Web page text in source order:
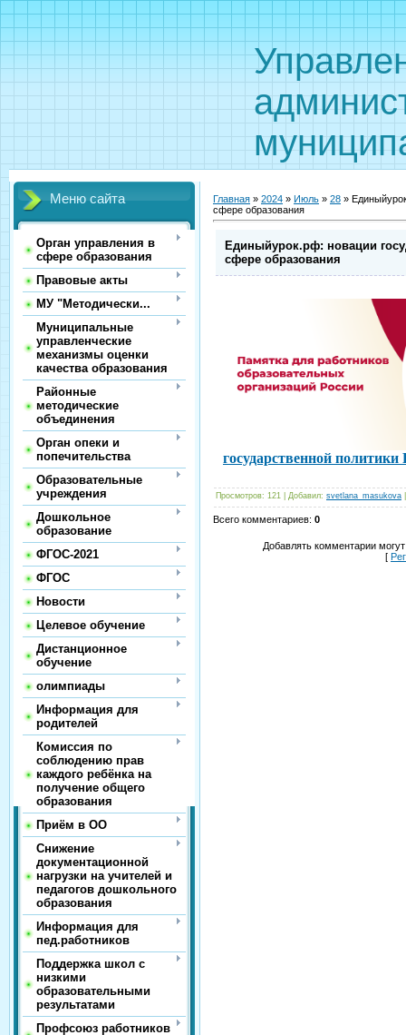
Меню сайта
Орган управления в
сфере образования
Правовые акты
МУ "Методически...
Муниципальные
управленческие
механизмы оценки
качества образования
Районные
методические
объединения
Орган опеки и
попечительства
Образовательные
учреждения
Дошкольное
образование
ФГОС-2021
ФГОС
Новости
Целевое обучение
Дистанционное
обучение
олимпиады
Информация для
родителей
Комиссия по
соблюдению прав
каждого ребёнка на
получение общего
образования
Приём в ОО
Снижение
документационной
нагрузки на учителей и
педагогов дошкольного
образования
Информация для
пед.работников
Поддержка школ с
низкими
образовательными
результатами
Профсоюз работников
Главная » 2024 » Июль » 28 »
сфере образования
Единыйурок.рф: новации
сфере образования
государственной
Просмотров: 121 Добавил: svetlana_masukova
Всего комментариев: 0
Добавлять комментарии
[